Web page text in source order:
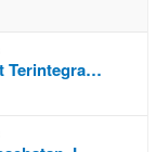
Terintegra…